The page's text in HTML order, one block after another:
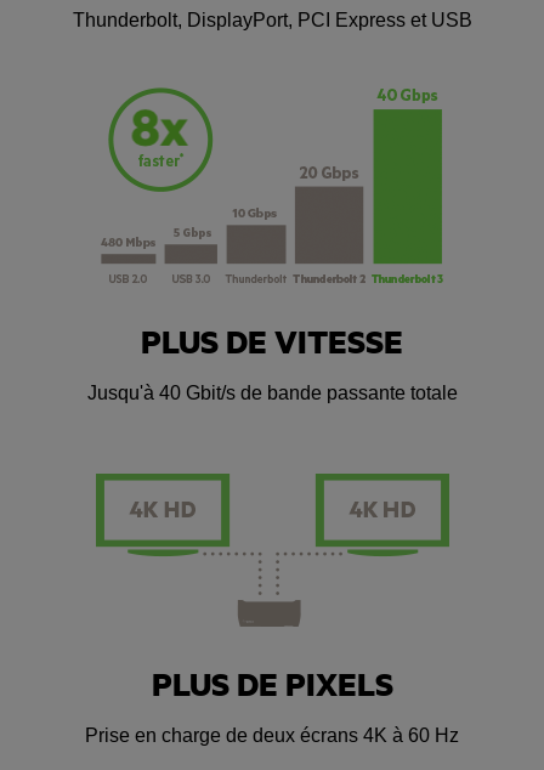
Thunderbolt, DisplayPort, PCI Express et USB
PLUS DE VITESSE
Jusqu'à 40 Gbit/s de bande passante totale
PLUS DE PIXELS
Prise en charge de deux écrans 4K à 60 Hz